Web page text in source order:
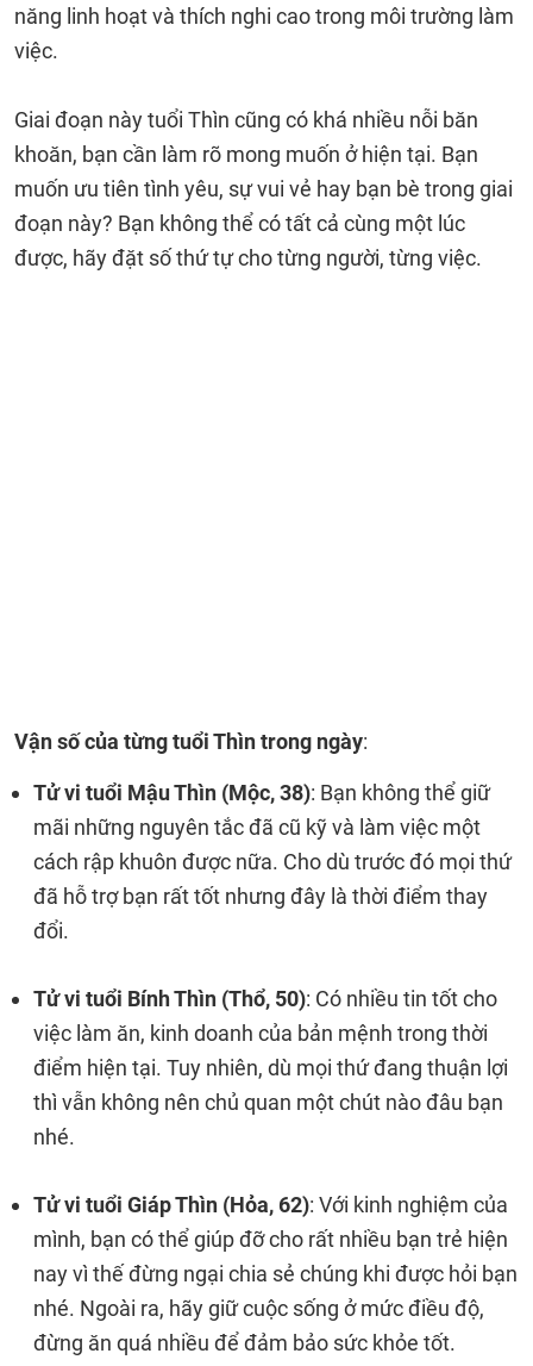
năng linh hoạt và thích nghi cao trong môi trường làm
việc.
Giai đoạn này tuổi Thìn cũng có khá nhiều nỗi băn
khoăn, bạn cần làm rõ mong muốn ở hiện tại. Bạn
muốn ưu tiên tình yêu, sự vui vẻ hay bạn bè trong giai
đoạn này? Bạn không thể có tất cả cùng một lúc
được, hãy đặt số thứ tự cho từng người, từng việc.
Vận số của từng tuổi Thìn trong ngày:
Tử vi tuổi Mậu Thìn (Mộc, 38): Bạn không thể giữ
mãi những nguyên tắc đã cũ kỹ và làm việc một
cách rập khuôn được nữa. Cho dù trước đó mọi thứ
đã hỗ trợ bạn rất tốt nhưng đây là thời điểm thay
đổi.
Tử vi tuổi Bính Thìn (Thổ, 50): Có nhiều tin tốt cho
việc làm ăn, kinh doanh của bản mệnh trong thời
điểm hiện tại. Tuy nhiên, dù mọi thứ đang thuận lợi
thì vẫn không nên chủ quan một chút nào đâu bạn
nhé.
Tử vi tuổi Giáp Thìn (Hỏa, 62): Với kinh nghiệm của
mình, bạn có thể giúp đỡ cho rất nhiều bạn trẻ hiện
nay vì thế đừng ngại chia sẻ chúng khi được hỏi bạn
nhé. Ngoài ra, hãy giữ cuộc sống ở mức điều độ,
đừng ăn quá nhiều để đảm bảo sức khỏe tốt.